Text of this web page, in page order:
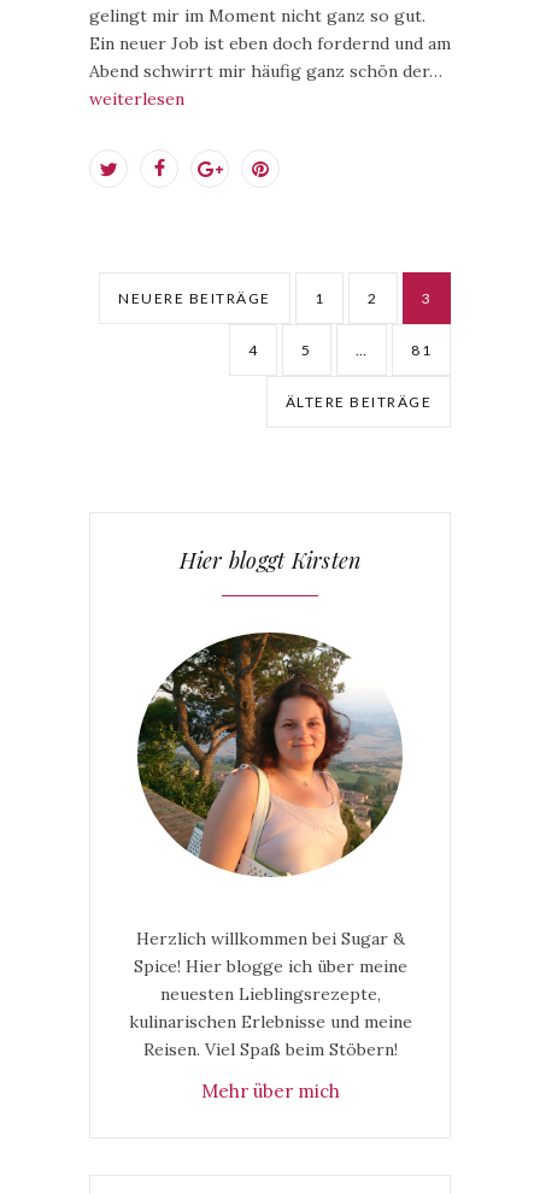
gelingt mir im Moment nicht ganz so gut.
Ein neuer Job ist eben doch fordernd und am
Abend schwirrt mir häufig ganz schön der…
weiterlesen
NEUERE BEITRÄGE 1 2 3
4 5 … 81
ÄLTERE BEITRÄGE
Hier bloggt Kirsten
Herzlich willkommen bei Sugar &
Spice! Hier blogge ich über meine
neuesten Lieblingsrezepte,
kulinarischen Erlebnisse und meine
Reisen. Viel Spaß beim Stöbern!
Mehr über mich